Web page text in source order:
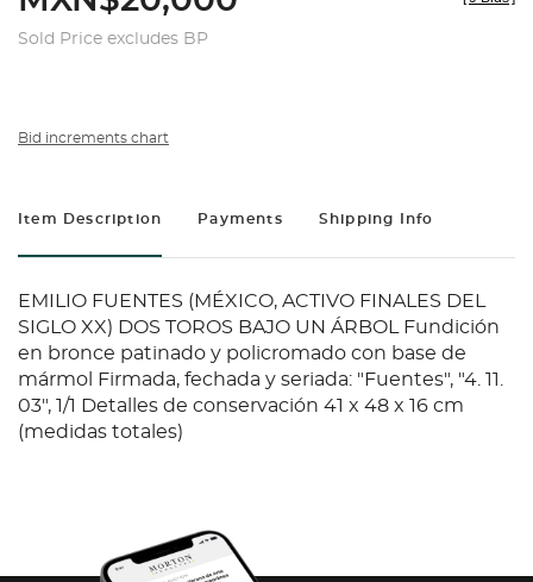
Sold Price excludes BP
Bid increments chart
Item Description Payments Shipping Info
EMILIO FUENTES (MÉXICO, ACTIVO FINALES DEL
SIGLO XX) DOS TOROS BAJO UN ÁRBOL Fundición
en bronce patinado y policromado con base de
mármol Firmada, fechada y seriada: "Fuentes", "4. 11.
03", 1/1 Detalles de conservación 41 x 48 x 16 cm
(medidas totales)